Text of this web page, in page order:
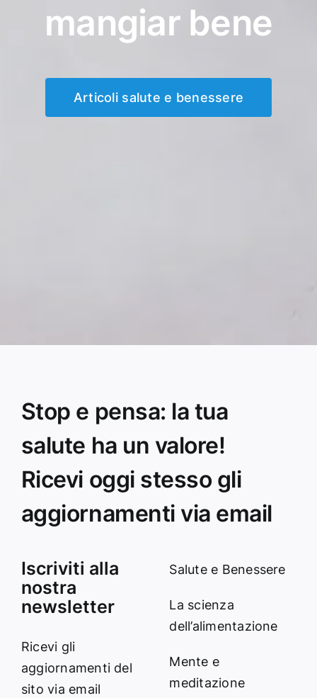
mangiar bene
Articoli salute e benessere
Stop e pensa: la tua
salute ha un valore!
Ricevi oggi stesso gli
aggiornamenti via email
Iscriviti alla
nostra
newsletter
Ricevi gli
aggiornamenti del
sito via email
Salute e Benessere
La scienza
dell’alimentazione
Mente e
meditazione